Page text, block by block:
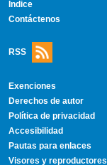
Índice
Contáctenos
RSS
Exenciones
Derechos de autor
Política de privacidad
Accesibilidad
Pautas para enlaces
Visores y reproductores